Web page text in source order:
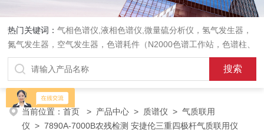
热门关键词：气相色谱仪,液相色谱仪,微量硫分析仪，氢气发生器，
氮气发生器，空气发生器，色谱耗件（N2000色谱工作站，色谱柱、
阀件、进样器、色谱担体），顶空进样器，热解析仪，紫外分光光度
计，原子吸收分光光度计，傅立叶红外光谱仪，分析天平等常规实验
室产品。
当前位置：首页 > 产品中心 > 质谱仪 >气质联用
仪 > 7890A-7000B农残检测 安捷伦三重四极杆气质联用仪